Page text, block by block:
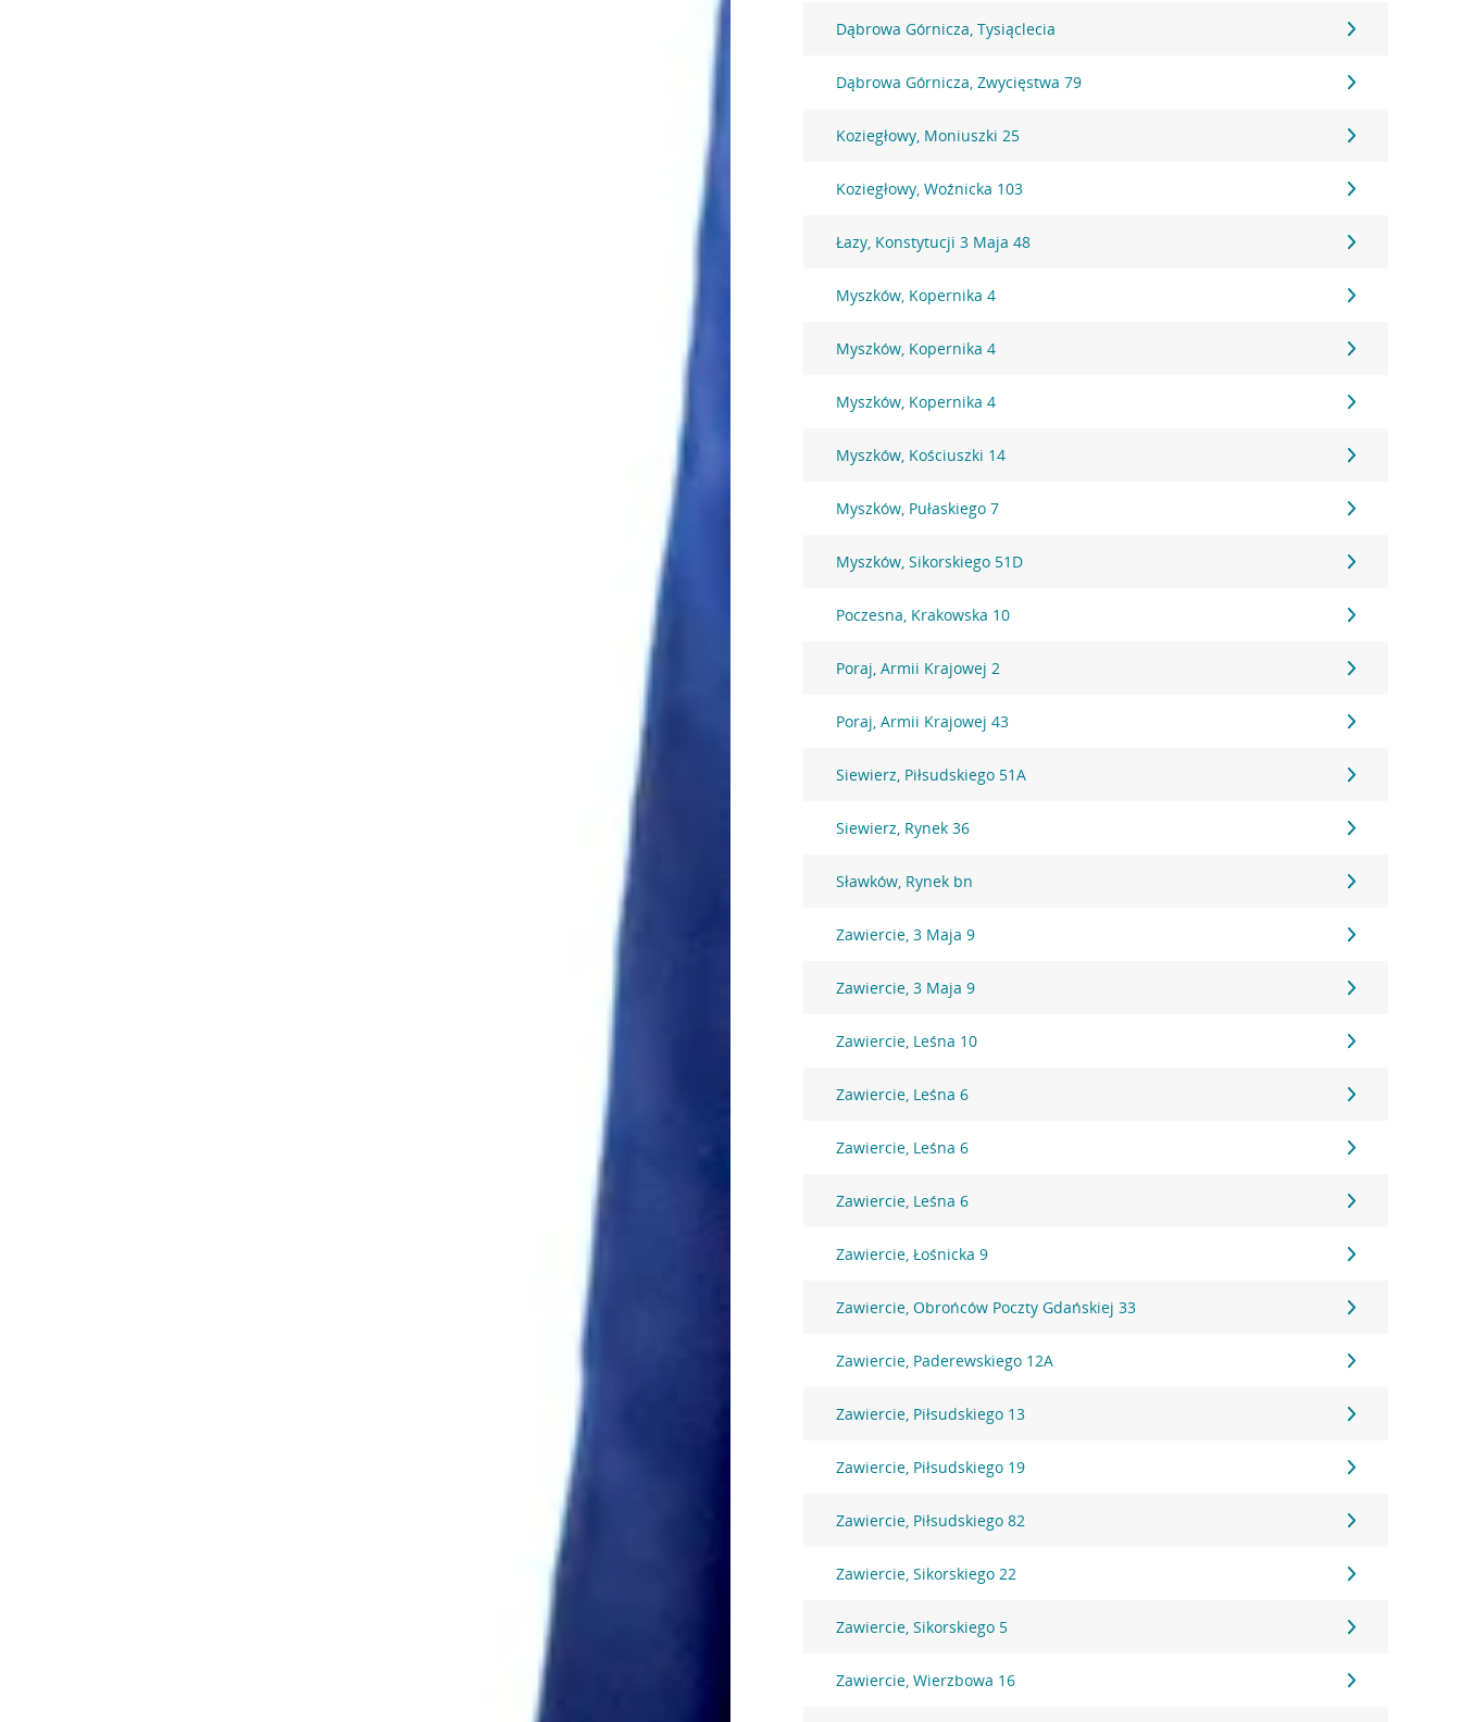
Dąbrowa Górnicza, Tysiąclecia
Dąbrowa Górnicza, Zwycięstwa 79
Koziegłowy, Moniuszki 25
Koziegłowy, Woźnicka 103
Łazy, Konstytucji 3 Maja 48
Myszków, Kopernika 4
Myszków, Kopernika 4
Myszków, Kopernika 4
Myszków, Kościuszki 14
Myszków, Pułaskiego 7
Myszków, Sikorskiego 51D
Poczesna, Krakowska 10
Poraj, Armii Krajowej 2
Poraj, Armii Krajowej 43
Siewierz, Piłsudskiego 51A
Siewierz, Rynek 36
Sławków, Rynek bn
Zawiercie, 3 Maja 9
Zawiercie, 3 Maja 9
Zawiercie, Leśna 10
Zawiercie, Leśna 6
Zawiercie, Leśna 6
Zawiercie, Leśna 6
Zawiercie, Łośnicka 9
Zawiercie, Obrońców Poczty Gdańskiej 33
Zawiercie, Paderewskiego 12A
Zawiercie, Piłsudskiego 13
Zawiercie, Piłsudskiego 19
Zawiercie, Piłsudskiego 82
Zawiercie, Sikorskiego 22
Zawiercie, Sikorskiego 5
Zawiercie, Wierzbowa 16